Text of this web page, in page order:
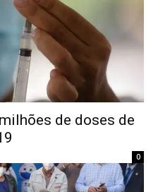
de doses de
0